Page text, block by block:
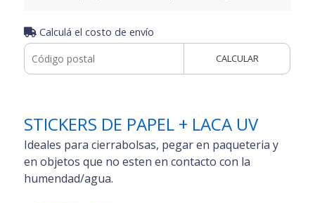
Calculá el costo de envío
CALCULAR
STICKERS DE PAPEL + LACA UV
Ideales para cierrabolsas, pegar en paqueteria y
en objetos que no esten en contacto con la
humendad/agua.